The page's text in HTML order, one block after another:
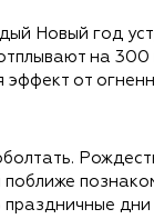
Новый год
на 300
от
праздничные